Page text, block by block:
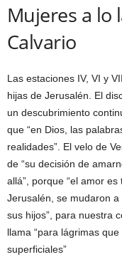
Mujeres a lo
Calvario
Las estaciones IV, VI y
hijas de Jerusalén. El
un descubrimiento
que “en Dios, las
realidades”. El velo de
de “su decisión de
allá”, porque “el amor
Jerusalén, se mudaron
sus hijos”, para nuestra
llama “para lágrimas
superficiales”